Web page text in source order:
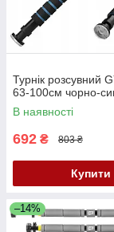
Турнік розсувний
63-100см чорно-
В наявності
692 ₴ 803 ₴
Купити
–14%